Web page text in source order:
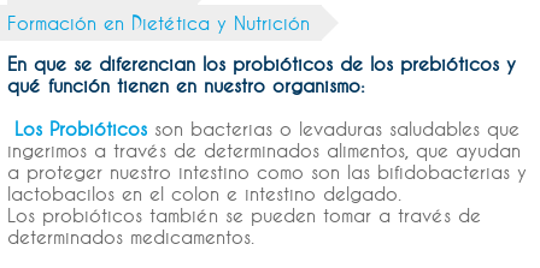
Consejos de salud
Formación en Dietética y Nutrición
En que se diferencian los probióticos de los prebióticos y
qué función tienen en nuestro organismo:
Los Probióticos son bacterias o levaduras saludables que
ingerimos a través de determinados alimentos, que ayudan
a proteger nuestro intestino como son las bifidobacterias y
lactobacilos en el colon e intestino delgado.
Los probióticos también se pueden tomar a través de
determinados medicamentos.